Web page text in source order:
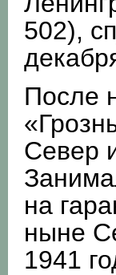
502),
После
Север
на
ныне
1941